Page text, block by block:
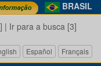
BRASIL
| Ir para a busca [3]
Español Français